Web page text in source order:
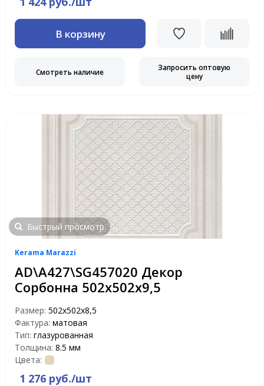
В корзину
Смотреть наличие
Запросить оптовую
цену
Быстрый просмотр
Kerama Marazzi
AD\A427\SG457020 Декор
Сорбонна 502х502х9,5
Размер: 502х502х8,5
Фактура: матовая
Тип: глазурованная
Толщина: 8.5 мм
Цвета:
1 276 руб./шт